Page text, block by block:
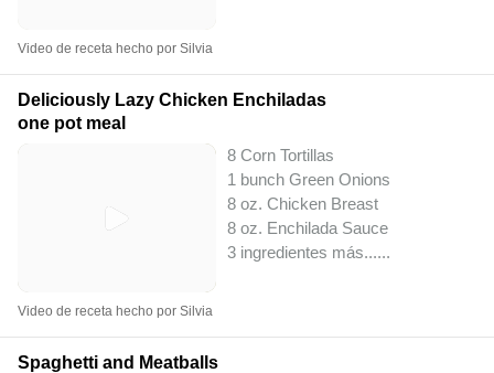
Video de receta hecho por Silvia
Deliciously Lazy Chicken Enchiladas
one pot meal
8 Corn Tortillas
1 bunch Green Onions
8 oz. Chicken Breast
8 oz. Enchilada Sauce
3 ingredientes más......
Video de receta hecho por Silvia
Spaghetti and Meatballs